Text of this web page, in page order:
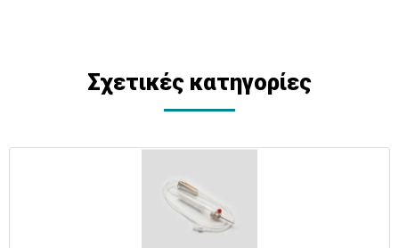
Σχετικές κατηγορίες